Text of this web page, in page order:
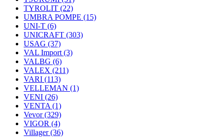
TYROLIT (22)
UMBRA POMPE (15)
UNI-T (6)
UNICRAFT (303)
USAG (37)
VAL Import (3)
VALBG (6)
VALEX (211)
VARI (113)
VELLEMAN (1)
VENI (26)
VENTA (1)
Vevor(329)
VIGOR (4)
Villager(36)